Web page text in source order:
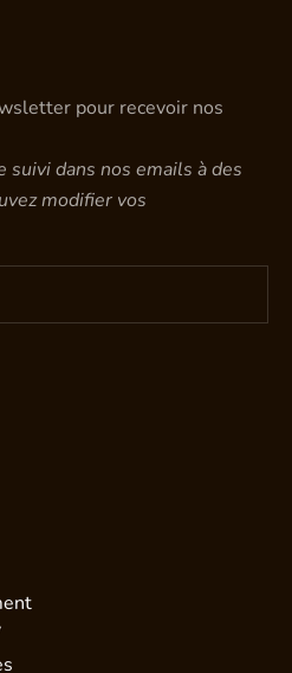
pour recevoir nos
dans nos emails à des
modifier vos